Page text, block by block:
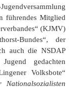
führendes Mitglied
(KJMV)
Bundes“, der
auch die NSDAP
gedachten
Volksbote“
Nationalsozialisten